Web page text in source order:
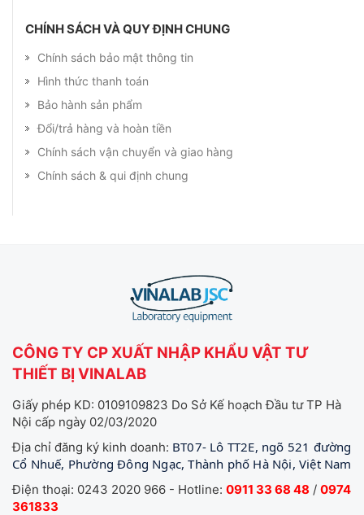
CHÍNH SÁCH VÀ QUY ĐỊNH CHUNG
Chính sách bảo mật thông tin
Hình thức thanh toán
Bảo hành sản phẩm
Đổi/trả hàng và hoàn tiền
Chính sách vận chuyển và giao hàng
Chính sách & qui định chung
CÔNG TY CP XUẤT NHẬP KHẨU VẬT TƯ
THIẾT BỊ VINALAB
Giấy phép KD: 0109109823 Do Sở Kế hoạch Đầu tư TP Hà
Nội cấp ngày 02/03/2020
Địa chỉ đăng ký kinh doanh: BT07- Lô TT2E, ngõ 521 đường
Cổ Nhuế, Phường Đông Ngạc, Thành phố Hà Nội, Việt Nam
Điện thoại: 0243 2020 966 - Hotline: 0911 33 68 48 / 0974
361833